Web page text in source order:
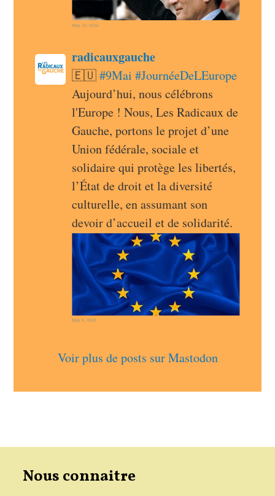
May 10, 2026
radicauxgauche avatar
radicauxgauchepost
🇪🇺 #9Mai #JournéeDeLEurope
Aujourd’hui, nous célébrons
l'Europe ! Nous, Les Radicaux de
Gauche, portons le projet d’une
Union fédérale, sociale et
solidaire qui protège les libertés,
l’État de droit et la diversité
culturelle, en assumant son
devoir d’accueil et de solidarité.
May 9, 2026
Voir plus de posts sur Mastodon
Nous connaitre